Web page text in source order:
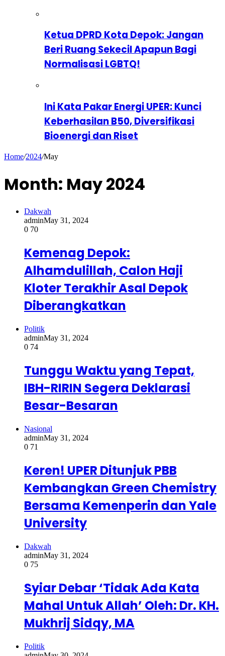
Ketua DPRD Kota Depok: Jangan
Beri Ruang Sekecil Apapun Bagi
Normalisasi LGBTQ!
Ini Kata Pakar Energi UPER: Kunci
Keberhasilan B50, Diversifikasi
Bioenergi dan Riset
Home/2024/May
Month: May 2024
Dakwah
adminMay 31, 2024
0 70
Kemenag Depok:
Alhamdulillah, Calon Haji
Kloter Terakhir Asal Depok
Diberangkatkan
Politik
adminMay 31, 2024
0 74
Tunggu Waktu yang Tepat,
IBH-RIRIN Segera Deklarasi
Besar-Besaran
Nasional
adminMay 31, 2024
0 71
Keren! UPER Ditunjuk PBB
Kembangkan Green Chemistry
Bersama Kemenperin dan Yale
University
Dakwah
adminMay 31, 2024
0 75
Syiar Debar ‘Tidak Ada Kata
Mahal Untuk Allah’ Oleh: Dr. KH.
Mukhrij Sidqy, MA
Politik